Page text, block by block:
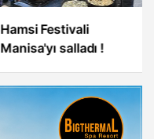
Hamsi Festivali
Manisa'yı salladı !